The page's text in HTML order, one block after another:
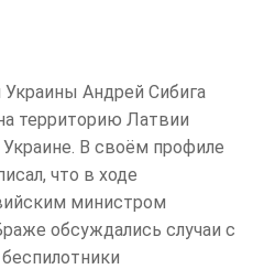
Украине
Андрей Сибига
территорию Латвии
В своём профиле
что в ходе
министром
обсуждались случаи с